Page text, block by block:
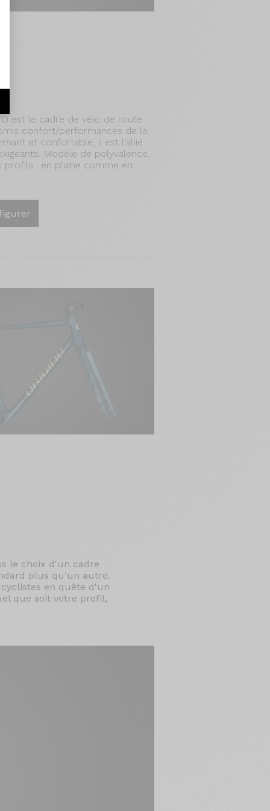
est le cadre de vélo de route
confort/performances de la
et confortable, il est l'allié
Modèle de polyvalence,
profils : en plaine comme en
le choix d'un cadre
plus qu’un autre.
en quête d'un
que soit votre profil,